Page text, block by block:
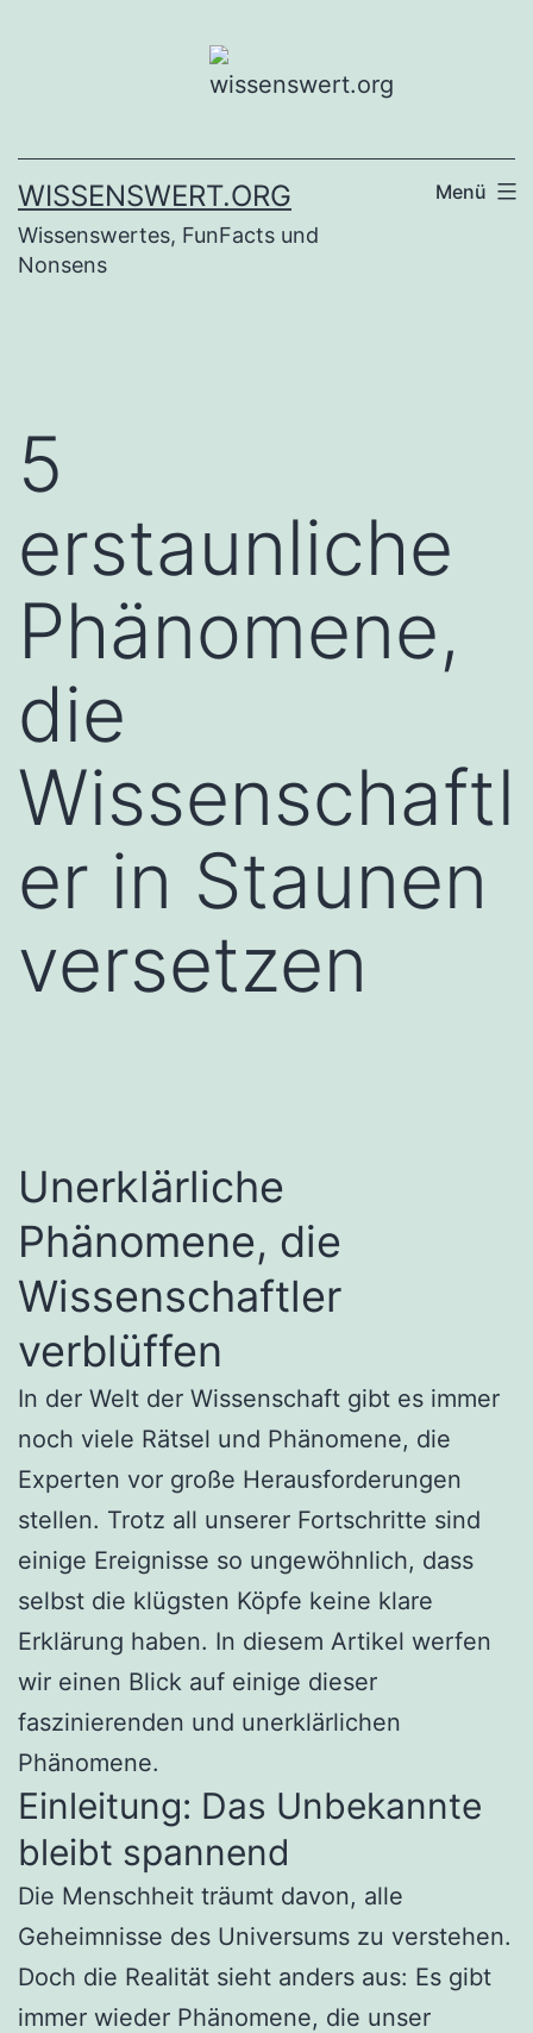
WISSENSWERT.ORG
Wissenswertes, FunFacts und
Nonsens
Menü
5
erstaunliche
Phänomene,
die
Wissenschaftl
er in Staunen
versetzen
Unerklärliche
Phänomene, die
Wissenschaftler
verblüffen
In der Welt der Wissenschaft gibt es immer
noch viele Rätsel und Phänomene, die
Experten vor große Herausforderungen
stellen. Trotz all unserer Fortschritte sind
einige Ereignisse so ungewöhnlich, dass
selbst die klügsten Köpfe keine klare
Erklärung haben. In diesem Artikel werfen
wir einen Blick auf einige dieser
faszinierenden und unerklärlichen
Phänomene.
Einleitung: Das Unbekannte
bleibt spannend
Die Menschheit träumt davon, alle
Geheimnisse des Universums zu verstehen.
Doch die Realität sieht anders aus: Es gibt
immer wieder Phänomene, die unser